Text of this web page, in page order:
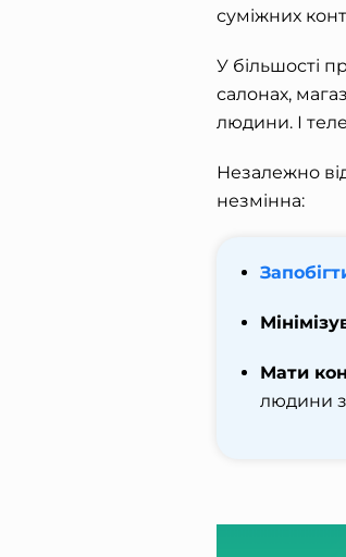
суміжних
У більшості
салонах,
людини. І
Незалежно
незмінна:
Мати
людини